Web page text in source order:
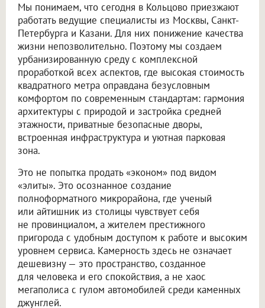
Мы понимаем, что сегодня в Кольцово приезжают
работать ведущие специалисты из Москвы, Санкт-
Петербурга и Казани. Для них понижение качества
жизни непозволительно. Поэтому мы создаем
урбанизированную среду с комплексной
проработкой всех аспектов, где высокая стоимость
квадратного метра оправдана безусловным
комфортом по современным стандартам: гармония
архитектуры с природой и застройка средней
этажности, приватные безопасные дворы,
встроенная инфраструктура и уютная парковая
зона.
Это не попытка продать «эконом» под видом
«элиты». Это осознанное создание
полноформатного микрорайона, где ученый
или айтишник из столицы чувствует себя
не провинциалом, а жителем престижного
пригорода с удобным доступом к работе и высоким
уровнем сервиса. Камерность здесь не означает
дешевизну — это пространство, созданное
для человека и его спокойствия, а не хаос
мегаполиса с гулом автомобилей среди каменных
джунглей.